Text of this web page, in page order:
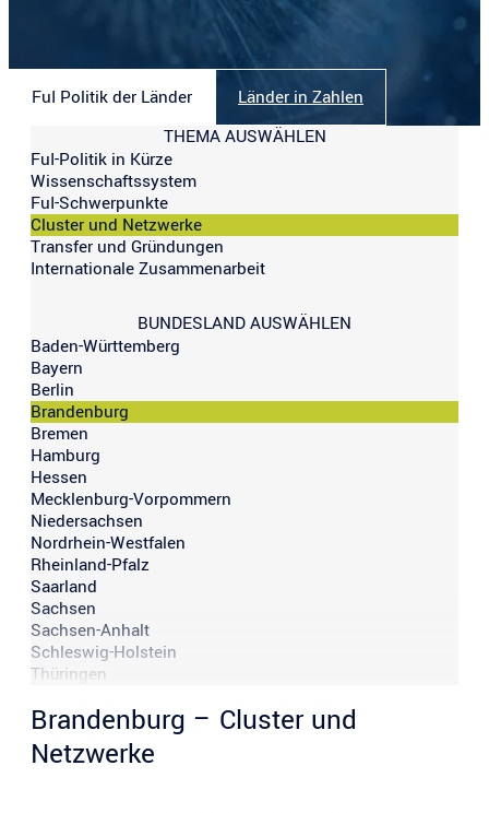
FuI Politik der Länder
Länder in Zahlen
THEMA AUSWÄHLEN
FuI-Politik in Kürze
Wissenschaftssystem
FuI-Schwerpunkte
Cluster und Netzwerke
Transfer und Gründungen
Internationale Zusammenarbeit
BUNDESLAND AUSWÄHLEN
Baden-Württemberg
Bayern
Berlin
Brandenburg
Bremen
Hamburg
Hessen
Mecklenburg-Vorpommern
Niedersachsen
Nordrhein-Westfalen
Rheinland-Pfalz
Saarland
Sachsen
Sachsen-Anhalt
Schleswig-Holstein
Thüringen
Brandenburg – Cluster und
Netzwerke